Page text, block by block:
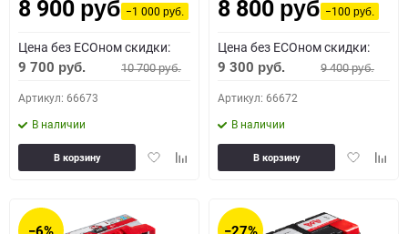
8 900 руб.−1 000руб.
Цена без ECOном скидки:
9 700 руб. 10 700руб.
Артикул: 66673
В наличии
ДобавитьДобавить
В корзину
8 800 руб.−100руб.
Цена без ECOном скидки:
9 300 руб. 9 400руб.
Артикул: 66672
В наличии
Добавить
В корзину